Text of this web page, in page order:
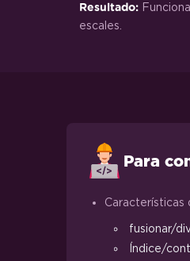
Resultado:
escales.
Para
Características
fusionar/
Índice/